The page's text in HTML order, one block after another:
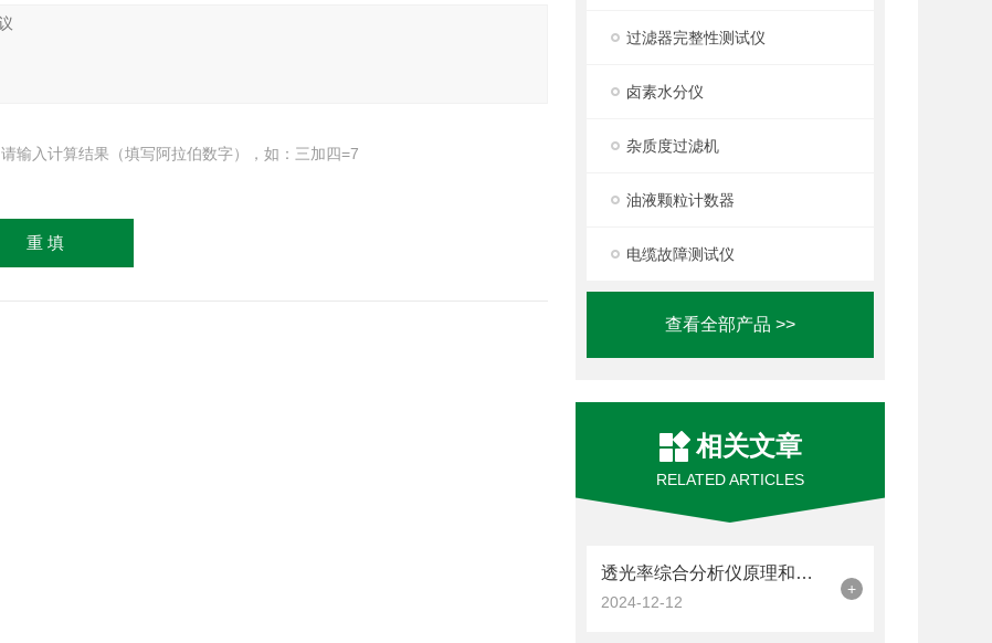
过滤器完整性测试仪
卤素水分仪
杂质度过滤机
油液颗粒计数器
电缆故障测试仪
查看全部产品 >>
相关文章
RELATED ARTICLES
透光率综合分析仪原理和作用分享
2024-12-12
+
请输入计算结果（填写阿拉伯数字），如：三加四=7